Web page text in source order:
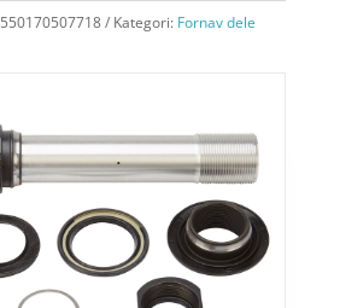
Kategori: Fornav dele